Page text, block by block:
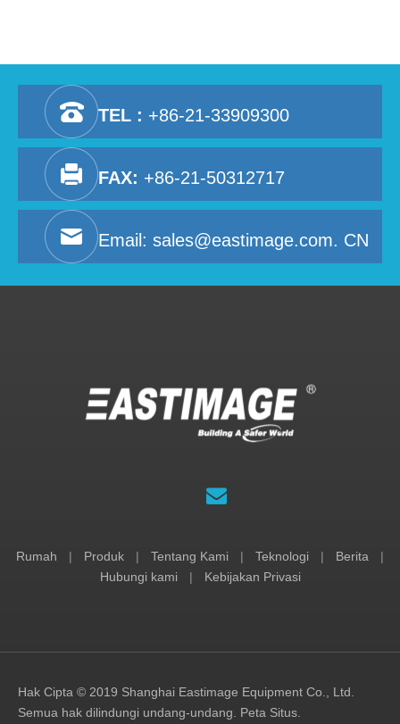
TEL : +86-21-33909300
FAX: +86-21-50312717
Email: sales@eastimage.com. CN
Rumah | Produk | Tentang Kami | Teknologi | Berita
|
Hubungi kami
| Kebijakan Privasi
Hak Cipta © 2019 Shanghai Eastimage Equipment Co., Ltd.
Semua hak dilindungi undang-undang. Peta Situs